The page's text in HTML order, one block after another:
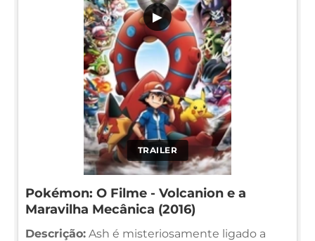
TRAILER
▶
Pokémon: O Filme - Volcanion e a
Maravilha Mecânica (2016)
Descrição: Ash é misteriosamente ligado a